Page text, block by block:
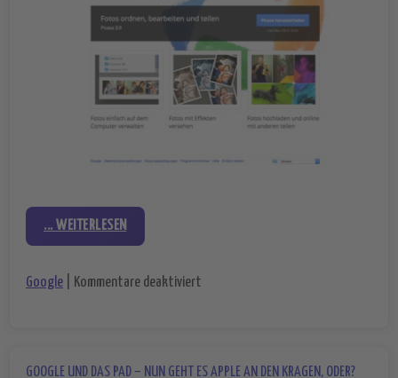
... WEITERLESEN
Google Kommentare deaktiviert
GOOGLE UND DAS PAD – NUN GEHT ES APPLE AN DEN KRAGEN, ODER?